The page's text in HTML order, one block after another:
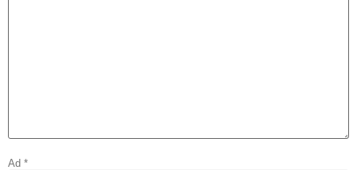
Ad *